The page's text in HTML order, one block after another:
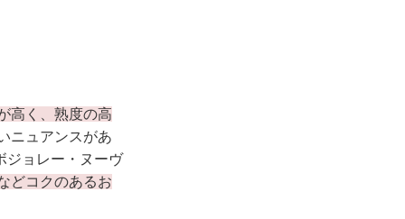
高く、熟度の高
ニュアンスがあ
ジョレー・ヌーヴ
どコクのあるお